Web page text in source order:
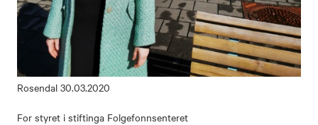
Rosendal 30.03.2020
For styret i stiftinga Folgefonnsenteret